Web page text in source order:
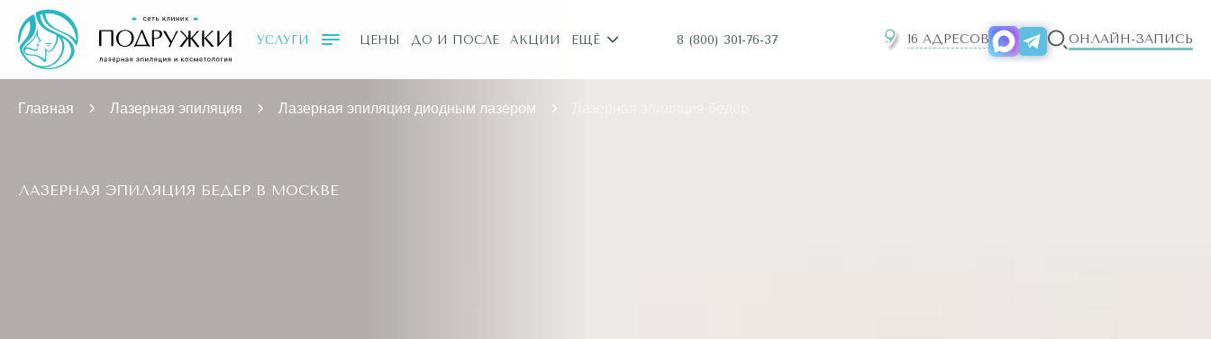
УСЛУГИ ЦЕНЫ ДО И ПОСЛЕ АКЦИИ ЕЩЁ 8 (800) 301-76-37 16 АДРЕСОВ ОНЛАЙН-ЗАПИСЬ
Главная Лазерная эпиляция Лазерная эпиляция диодным лазером
ЛАЗЕРНАЯ ЭПИЛЯЦИЯ БЕДЕР В МОСКВЕ